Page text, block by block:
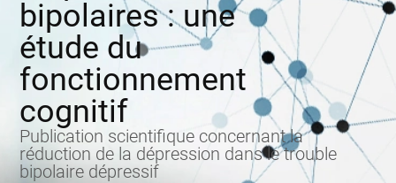
bipolaires : une
étude du
fonctionnement
cognitif
Publication scientifique concernant la
réduction de la dépression dans le trouble
bipolaire dépressif